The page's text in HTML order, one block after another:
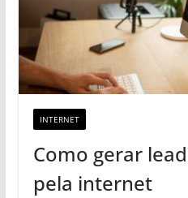
INTERNET
Como gerar
pela internet